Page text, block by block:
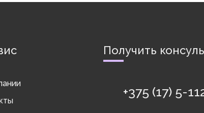
Получить
+375 (17) 5-